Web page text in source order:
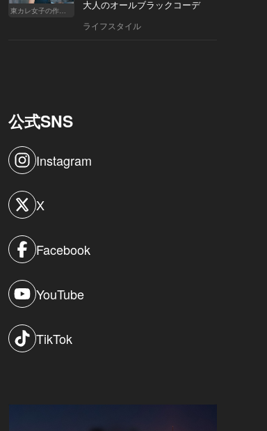
東カレ女子の作り方
大人のオールブラックコーデ
ライフスタイル
公式SNS
Instagram
X
Facebook
YouTube
TikTok